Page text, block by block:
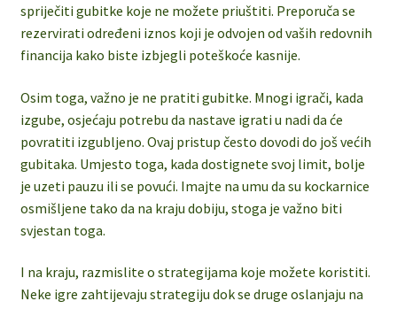
spriječiti gubitke koje ne možete priuštiti. Preporuča se
rezervirati određeni iznos koji je odvojen od vaših redovnih
financija kako biste izbjegli poteškoće kasnije.
Osim toga, važno je ne pratiti gubitke. Mnogi igrači, kada
izgube, osjećaju potrebu da nastave igrati u nadi da će
povratiti izgubljeno. Ovaj pristup često dovodi do još većih
gubitaka. Umjesto toga, kada dostignete svoj limit, bolje
je uzeti pauzu ili se povući. Imajte na umu da su kockarnice
osmišljene tako da na kraju dobiju, stoga je važno biti
svjestan toga.
I na kraju, razmislite o strategijama koje možete koristiti.
Neke igre zahtijevaju strategiju dok se druge oslanjaju na